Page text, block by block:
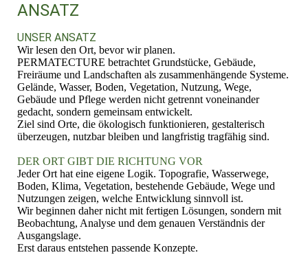
ANSATZ
UNSER ANSATZ
Wir lesen den Ort, bevor wir planen.
PERMATECTURE betrachtet Grundstücke, Gebäude,
Freiräume und Landschaften als zusammenhängende Systeme.
Gelände, Wasser, Boden, Vegetation, Nutzung, Wege,
Gebäude und Pflege werden nicht getrennt voneinander
gedacht, sondern gemeinsam entwickelt.
Ziel sind Orte, die ökologisch funktionieren, gestalterisch
überzeugen, nutzbar bleiben und langfristig tragfähig sind.
DER ORT GIBT DIE RICHTUNG VOR
Jeder Ort hat eine eigene Logik. Topografie, Wasserwege,
Boden, Klima, Vegetation, bestehende Gebäude, Wege und
Nutzungen zeigen, welche Entwicklung sinnvoll ist.
Wir beginnen daher nicht mit fertigen Lösungen, sondern mit
Beobachtung, Analyse und dem genauen Verständnis der
Ausgangslage.
Erst daraus entstehen passende Konzepte.